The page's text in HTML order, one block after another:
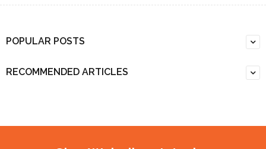
POPULAR POSTS
RECOMMENDED ARTICLES